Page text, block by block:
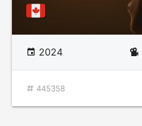
2024
445358